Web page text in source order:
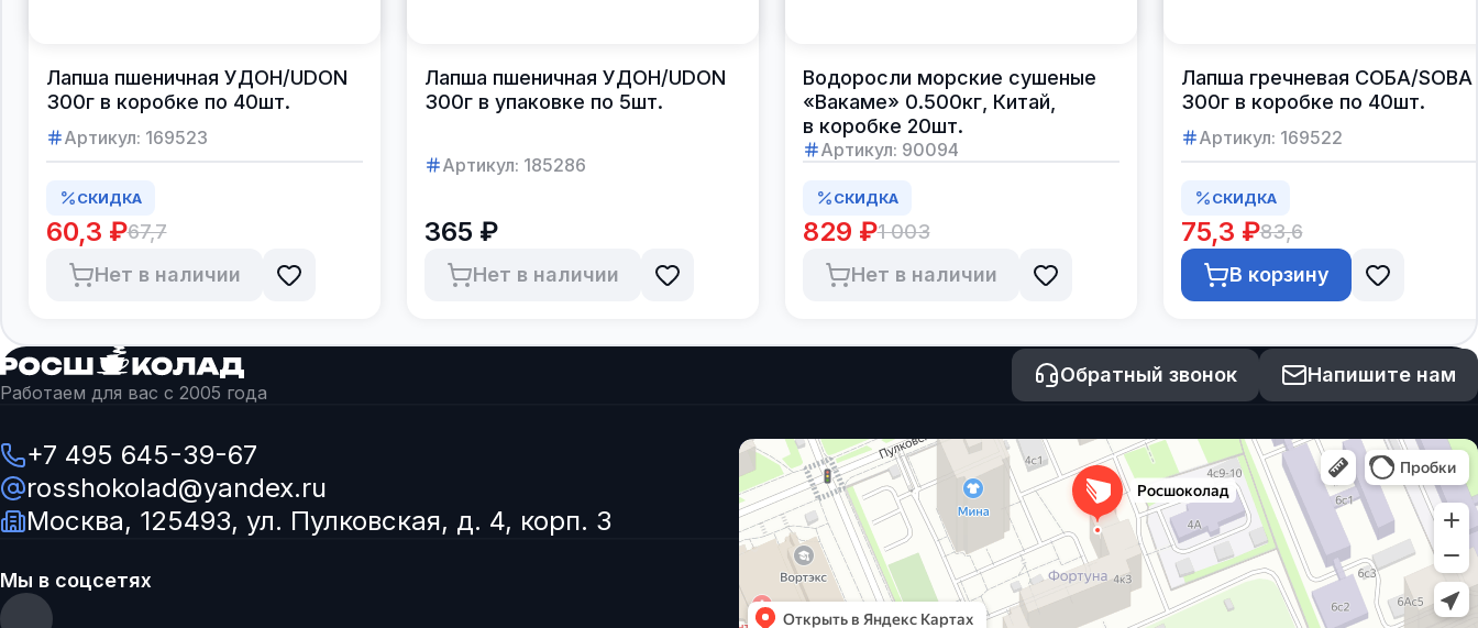
Лапша пшеничная УДОН/UDON
300г в коробке по 40шт.
Артикул: 169523
СКИДКА
60,3 ₽67,7
Нет в наличии
Лапша пшеничная УДОН/UDON
300г в упаковке по 5шт.
Артикул: 185286
365 ₽
Нет в наличии
Водоросли морские сушеные
«Вакаме» 0.500кг, Китай,
в коробке 20шт.
Артикул: 90094
СКИДКА
829 ₽1 003
Нет в наличии
Лапша гречневая СОБА/SOBA
300г в коробке по 40шт.
Артикул: 169522
СКИДКА
75,3 ₽83,6
В корзину
Работаем для вас с 2005 года
Обратный звонок Напишите нам
+7 495 645-39-67
rosshokolad@yandex.ru
Москва, 125493, ул. Пулковская, д. 4, корп. 3
Мы в соцсетях